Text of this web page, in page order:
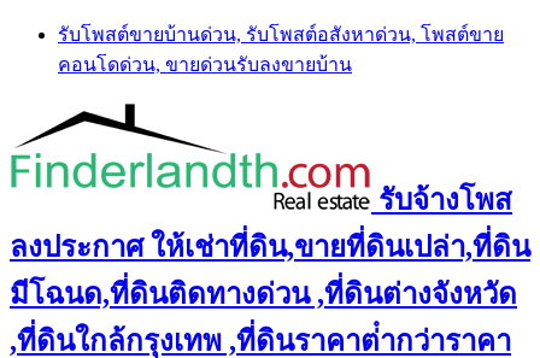
Skip
content
รับโพสต์ขายบ้านด่วน, รับโพสต์อสังหาด่วน, โพสต์ขาย
คอนโดด่วน, ขายด่วนรับลงขายบ้าน
รับจ้างโพส
ลงประกาศ ให้เช่าที่ดิน,ขายที่ดินเปล่า,ที่ดิน
มีโฉนด,ที่ดินติดทางด่วน ,ที่ดินต่างจังหวัด
,ที่ดินใกล้กรุงเทพ ,ที่ดินราคาต่ํากว่าราคา